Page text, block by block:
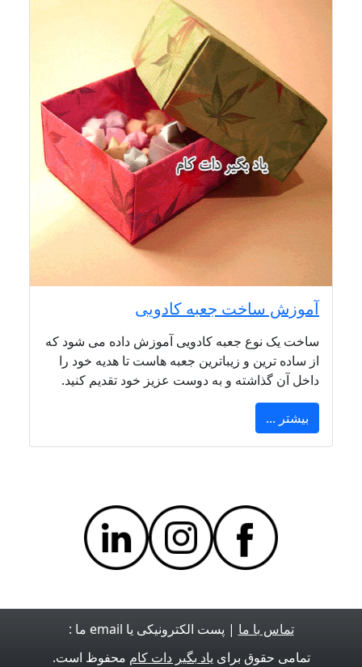
آموزش ساخت جعبه کادویی
ساخت یک نوع جعبه کادویی آموزش داده می شود که
از ساده ترین و زیباترین جعبه هاست تا هدیه خود را
داخل آن گذاشته و به دوست عزیز خود تقدیم کنید.
بیشتر ...
تماس با ما | پست الکترونیکی یا email ما :
تمامی حقوق برای یاد بگیر دات کام محفوظ است.